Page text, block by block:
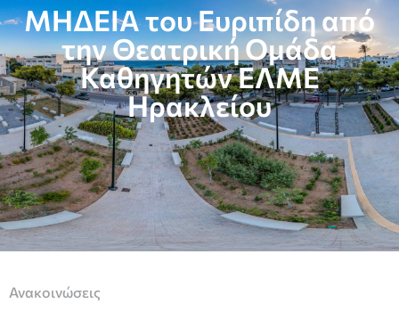
ΜΗΔΕΙΑ του Ευριπίδη από
την Θεατρική Ομάδα
Καθηγητών ΕΛΜΕ
Ηρακλείου
Ανακοινώσεις